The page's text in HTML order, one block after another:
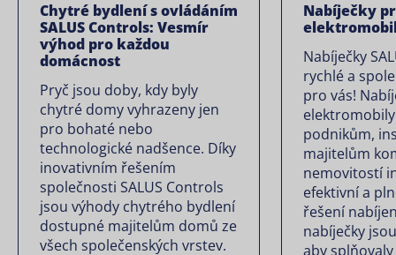
Chytré bydlení s ovládáním
SALUS Controls: Vesmír
výhod pro každou
domácnost
Pryč jsou doby, kdy byly
chytré domy vyhrazeny jen
pro bohaté nebo
technologické nadšence. Díky
inovativním řešením
společnosti SALUS Controls
jsou výhody chytrého bydlení
dostupné majitelům domů ze
všech společenských vrstev.
Nabíječky
Nabíječky
rychlé a
pro vás!
elektromobily
podnikům,
majitelům
nemovitostí
efektivní a
řešení
nabíječky
aby